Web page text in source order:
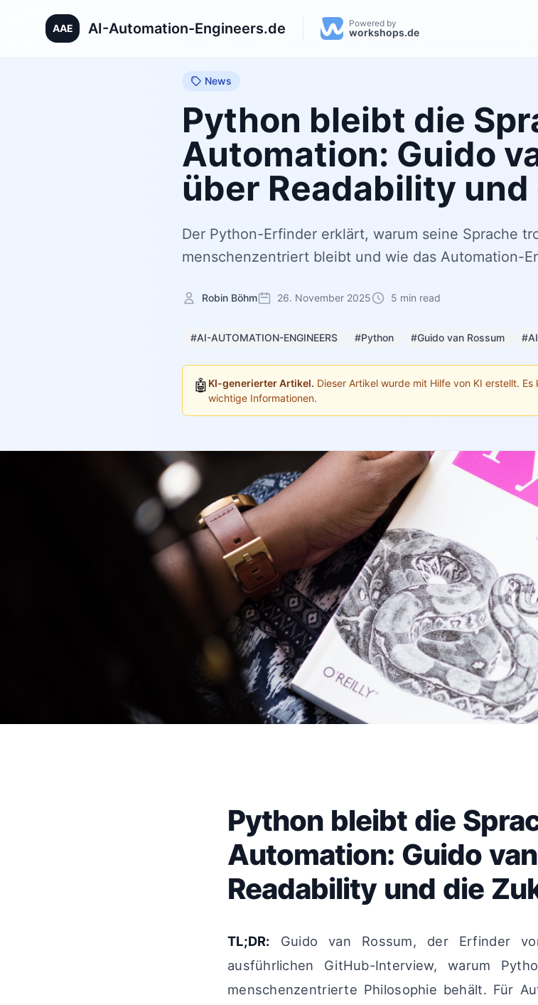
AAE AI-Automation-Engineers.de Powered by
workshops.de
Python bleibt die Sprache der AI-Automation: Guido
News
Python bleibt die
Automation: Guido
über Readability
Der Python-Erfinder erklärt, warum seine Sprache
menschenzentriert bleibt und wie das Automation-
Robin Böhm 26. November 2025 5 min read
#AI-AUTOMATION-ENGINEERS #Python #Guido van Rossum
🤖 KI-generierter Artikel. Dieser Artikel wurde mit Hilfe von KI erstellt.
wichtige Informationen.
Python bleibt die
Automation: Guido
Readability und die
TL;DR: Guido van Rossum, der Erfinder
ausführlichen GitHub-Interview, warum
menschenzentrierte Philosophie behält. Für